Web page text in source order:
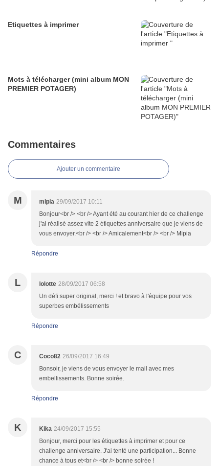
Etiquettes à imprimer
Mots à télécharger (mini album MON
PREMIER POTAGER)
Commentaires
Ajouter un commentaire
M mipia 29/09/2017 10:11
Bonjour<br /> <br /> Ayant été au courant hier de ce challenge
j'ai réalisé assez vite 2 étiquettes anniversaire que je viens de
vous envoyer.<br /> <br /> Amicalement<br /> <br /> Mipia
Répondre
L lolotte 28/09/2017 06:58
Un défi super original, merci ! et bravo à l'équipe pour vos
superbes embélissements
Répondre
C Coco82 26/09/2017 16:49
Bonsoir, je viens de vous envoyer le mail avec mes
embellissements. Bonne soirée.
Répondre
K Kika 24/09/2017 15:55
Bonjour, merci pour les étiquettes à imprimer et pour ce
challenge anniversaire. J'ai tenté une participation... Bonne
chance à tous et<br /> <br /> bonne soirée !